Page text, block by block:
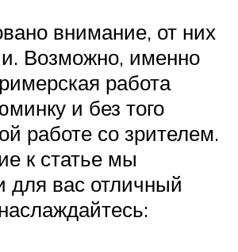
внимание, от них
Возможно, именно
работа
и без того
работе со зрителем.
к статье мы
для вас отличный